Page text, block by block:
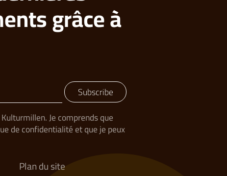
grâce à
Subscribe
Je comprends que
de confidentialité et que je peux
Plan du site